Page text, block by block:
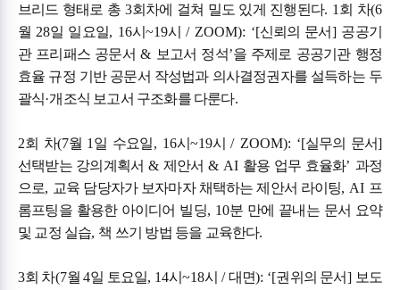
브리드 형태로 총 3회차에 걸쳐 밀도 있게 진행된다. 1 회 차(6
월 28일 일요일, 16시 ~19시/ ZOOM): ‘[신뢰의 문서] 공공기
관 프리패스 공문서 & 보고서 정석’을 주제로 공공기관 행정
효율 규정 기반 공문서 작성법과 의사결정권자를 설득하는 두
괄식·개조식 보고서 구조화를 다룬다.
2회 차(7월 1 일 수요일, 16시 ~19시/ ZOOM): ‘[실무의 문서]
선택받는 강의계획서 & 제안서 & AI 활용 업무 효율화’ 과정
으로, 교육 담당자가 보자마자 채택하는 제안서 라이팅, AI 프
롬프팅을 활용한 아이디어 빌딩, 10분 만에 끝내는 문서 요약
및 교정 실습, 책 쓰기 방법 등을 교육한다.
3회 차(7월4일 토요일, 14시~18시 /대면): ‘[권위의 문서] 보도